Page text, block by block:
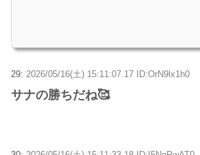
29: 2026/05/16(土) 15:11:07.17 ID:OrN9lx1h0
サナの勝ちだね🥰